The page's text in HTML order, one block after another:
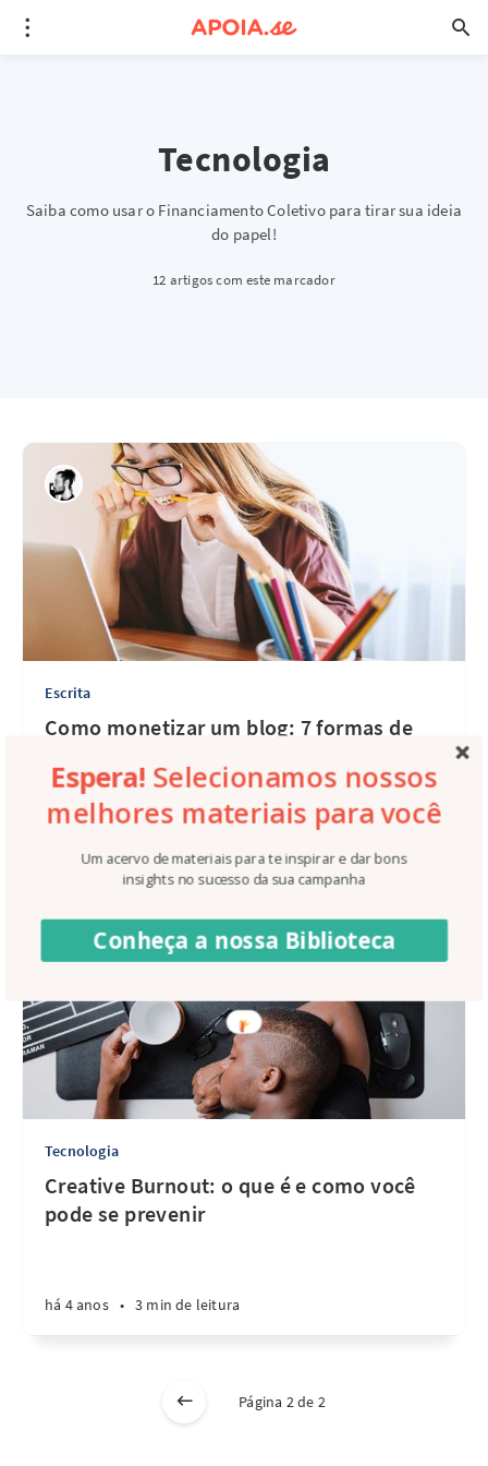
Tecnologia
Saiba como usar o Financiamento Coletivo para tirar sua ideia
do papel!
12 artigos com este marcador
Escrita
Como monetizar um blog: 7 formas de
Tecnologia
Creative Burnout: o que é e como você
pode se prevenir
há 4 anos • 3 min de leitura
Página 2 de 2
Espera! Selecionamos nossos
melhores materiais para você
Um acervo de materiais para te inspirar e dar bons
insights no sucesso da sua campanha
Conheça a nossa Biblioteca